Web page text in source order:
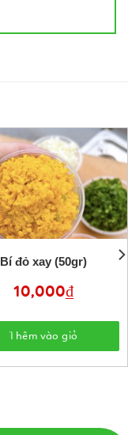
Bí đỏ xay (50gr)
10,000₫
Thêm vào giỏ